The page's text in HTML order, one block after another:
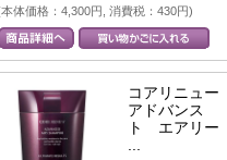
体価格：4,300円, 消費税：430円)
コアリニュー
アドバンス
ト エアリー